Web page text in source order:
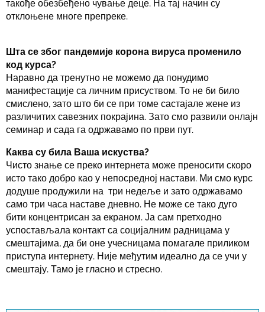
такође обезбеђено чување деце. На тај начин су
отклоњене многе препреке.
Шта се због пандемије корона вируса променило
код курса?
Наравно да тренутно не можемо да понудимо
манифестације са личним присуством. То не би било
смислено, зато што би се при томе састајале жене из
различитих савезних покрајина. Зато смо развили онлајн
семинар и сада га одржавамо по први пут.
Каква су била Ваша искуства?
Чисто знање се преко интернета може преносити скоро
исто тако добро као у непосредној настави. Ми смо курс
додуше продужили на три недеље и зато одржавамо
само три часа наставе дневно. Не може се тако дуго
бити концентрисан за екраном. Ја сам претходно
успостављала контакт са социјалним радницама у
смештајима, да би оне учесницама помагале приликом
приступа интернету. Није међутим идеално да се учи у
смештају. Тамо је гласно и стресно.